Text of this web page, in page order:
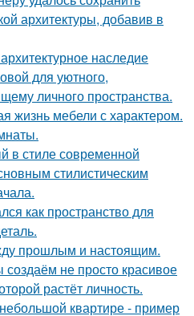
архитектуры, добавив в
наследие
для уютного,
личного пространства.
жизнь мебели с характером.
в стиле современной
стилистическим
как пространство для
прошлым и настоящим.
не просто красивое
растёт личность.
квартире - пример